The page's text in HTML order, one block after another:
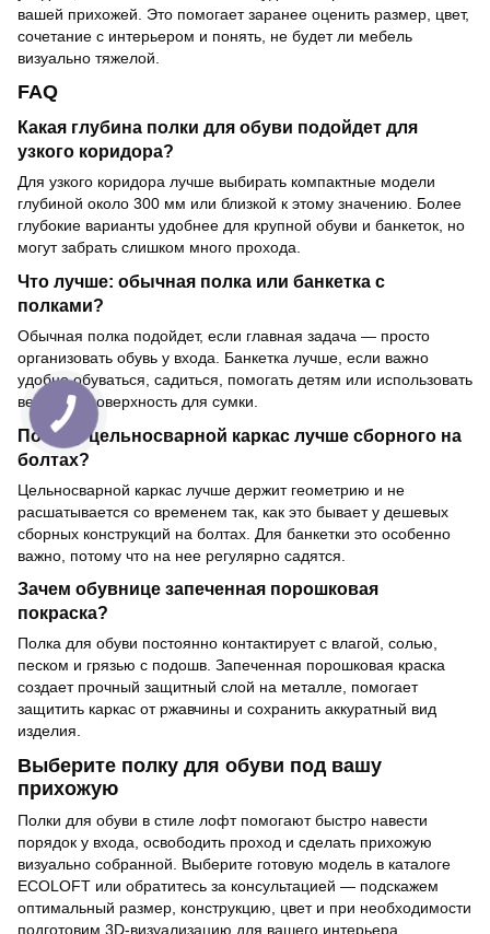
вашей прихожей. Это помогает заранее оценить размер, цвет,
сочетание с интерьером и понять, не будет ли мебель
визуально тяжелой.
FAQ
Какая глубина полки для обуви подойдет для
узкого коридора?
Для узкого коридора лучше выбирать компактные модели
глубиной около 300 мм или близкой к этому значению. Более
глубокие варианты удобнее для крупной обуви и банкеток, но
могут забрать слишком много прохода.
Что лучше: обычная полка или банкетка с
полками?
Обычная полка подойдет, если главная задача — просто
организовать обувь у входа. Банкетка лучше, если важно
удобно обуваться, садиться, помогать детям или использовать
верхнюю поверхность для сумки.
Почему цельносварной каркас лучше сборного на
болтах?
Цельносварной каркас лучше держит геометрию и не
расшатывается со временем так, как это бывает у дешевых
сборных конструкций на болтах. Для банкетки это особенно
важно, потому что на нее регулярно садятся.
Зачем обувнице запеченная порошковая
покраска?
Полка для обуви постоянно контактирует с влагой, солью,
песком и грязью с подошв. Запеченная порошковая краска
создает прочный защитный слой на металле, помогает
защитить каркас от ржавчины и сохранить аккуратный вид
изделия.
Выберите полку для обуви под вашу
прихожую
Полки для обуви в стиле лофт помогают быстро навести
порядок у входа, освободить проход и сделать прихожую
визуально собранной. Выберите готовую модель в каталоге
ECOLOFT или обратитесь за консультацией — подскажем
оптимальный размер, конструкцию, цвет и при необходимости
подготовим 3D-визуализацию для вашего интерьера.